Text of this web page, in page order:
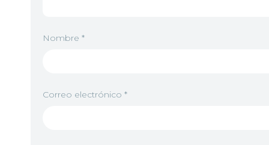
Nombre *
Correo electrónico *